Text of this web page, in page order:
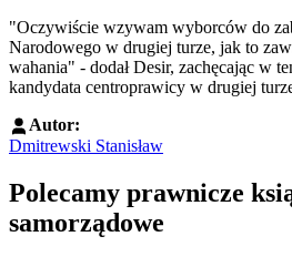
"Oczywiście wzywam wyborców do
Narodowego w drugiej turze, jak to
wahania" - dodał Desir, zachęcając w
kandydata centroprawicy w drugiej
Autor:
Dmitrewski Stanisław
Polecamy prawnicze
samorządowe